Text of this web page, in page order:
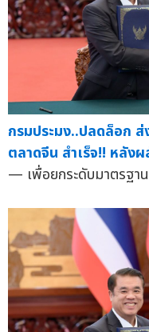
กรมประมง..ปลดล็อก
ตลาดจีน สำเร็จ!! หลัง
— เพื่อยกระดับมาตรฐา